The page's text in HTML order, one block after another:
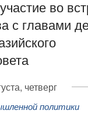
во
с главами
четверг
политики